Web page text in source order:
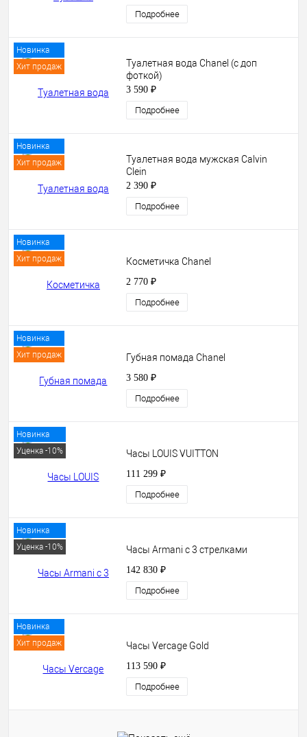
Подробнее
Новинка
Хит продаж
Туалетная вода Chanel (с доп
фоткой)
3 590 ₽
Подробнее
Новинка
Хит продаж
Туалетная вода мужская Сalvin
Сlein
2 390 ₽
Подробнее
Новинка
Хит продаж
Косметичка Chanel
2 770 ₽
Подробнее
Новинка
Хит продаж
Губная помада Chanel
3 580 ₽
Подробнее
Новинка
Уценка -10%
Часы LOUIS VUITTON
111 299 ₽
Подробнее
Новинка
Уценка -10%
Часы Armani с 3 стрелками
142 830 ₽
Подробнее
Новинка
Хит продаж
Часы Vercage Gold
113 590 ₽
Подробнее